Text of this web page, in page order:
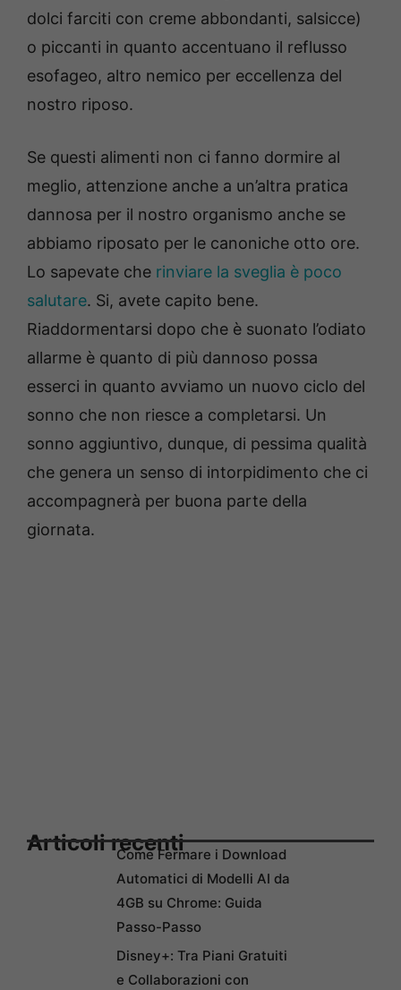
dolci farciti con creme abbondanti, salsicce)
o piccanti in quanto accentuano il reflusso
esofageo, altro nemico per eccellenza del
nostro riposo.
Se questi alimenti non ci fanno dormire al
meglio, attenzione anche a un’altra pratica
dannosa per il nostro organismo anche se
abbiamo riposato per le canoniche otto ore.
Lo sapevate che rinviare la sveglia è poco
salutare. Si, avete capito bene.
Riaddormentarsi dopo che è suonato l’odiato
allarme è quanto di più dannoso possa
esserci in quanto avviamo un nuovo ciclo del
sonno che non riesce a completarsi. Un
sonno aggiuntivo, dunque, di pessima qualità
che genera un senso di intorpidimento che ci
accompagnerà per buona parte della
giornata.
Articoli recentiCome Fermare i Download
Automatici di Modelli AI da
4GB su Chrome: Guida
Passo-Passo
Disney+: Tra Piani Gratuiti
e Collaborazioni con